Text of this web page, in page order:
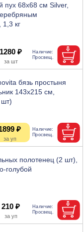
пух 68х68 см Silver,
кг
1280 ₽
бязь простыня
143х215 см,
шт)
₽
полотенец (2 шт),
голубой
210 ₽